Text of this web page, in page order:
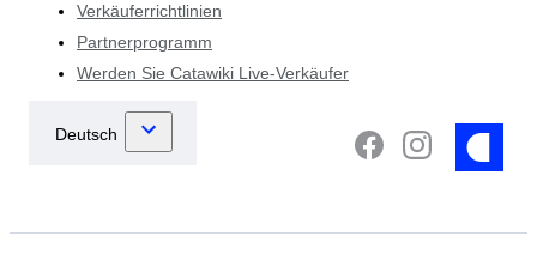
Verkäuferrichtlinien
Partnerprogramm
Werden Sie Catawiki Live-Verkäufer